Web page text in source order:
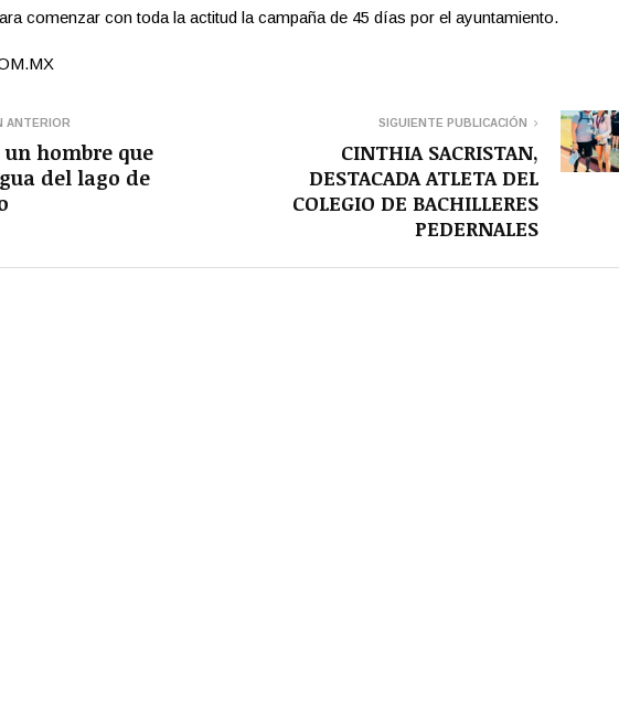
comenzar con toda la actitud la campaña de 45 días por el ayuntamiento.
ANTERIOR
hombre que
del lago de
SIGUIENTE PUBLICACIÓN
CINTHIA SACRISTAN,
DESTACADA ATLETA DEL
COLEGIO DE BACHILLERES
PEDERNALES